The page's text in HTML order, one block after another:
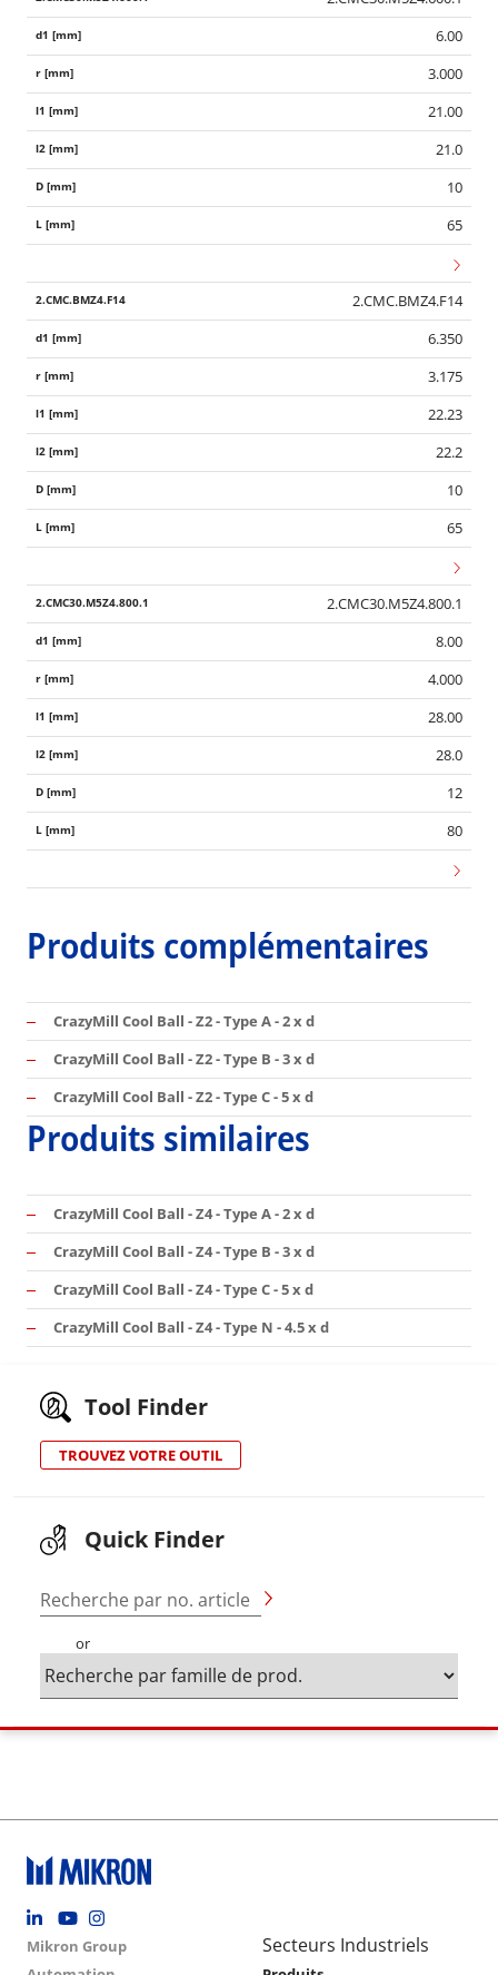
6.00
3.000
21.00
21.0
10
65
2.CMC.BMZ4.F14
6.350
3.175
22.23
22.2
10
65
2.CMC30.M5Z4.800.1
8.00
4.000
28.00
28.0
12
80
Produits complémentaires
CrazyMill Cool Ball - Z2 - Type A - 2 x d
CrazyMill Cool Ball - Z2 - Type B - 3 x d
CrazyMill Cool Ball - Z2 - Type C - 5 x d
Produits similaires
CrazyMill Cool Ball - Z4 - Type A - 2 x d
CrazyMill Cool Ball - Z4 - Type B - 3 x d
CrazyMill Cool Ball - Z4 - Type C - 5 x d
CrazyMill Cool Ball - Z4 - Type N - 4.5 x d
Tool Finder
TROUVEZ VOTRE OUTIL
Quick Finder
Recherche par no. article
or
Footer social
Group menu
Mikron Group
Main navigation
Secteurs Industriels